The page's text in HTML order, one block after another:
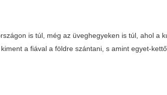
is túl, még az üveghegyeken is túl, ahol a
a fiával a földre szántani, s amint egyet-